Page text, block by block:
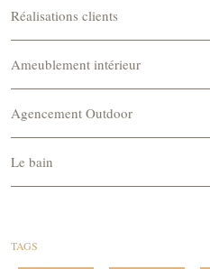
Réalisations clients
Ameublement intérieur
Agencement Outdoor
Le bain
TAGS